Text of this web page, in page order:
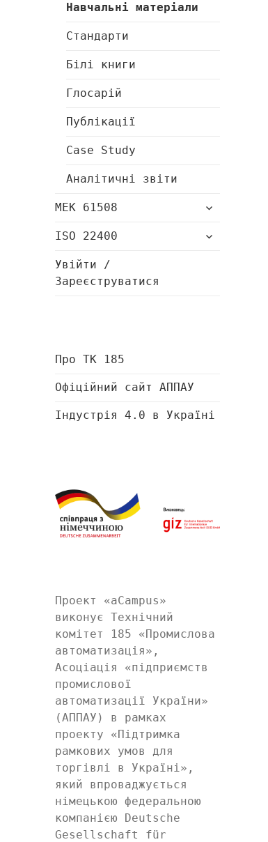
Навчальні матеріали
Стандарти
Білі книги
Глосарій
Публікації
Case Study
Аналітичні звіти
МЕК 61508
розгорнути
ISO 22400
розгорнути
Увійти /
Зареєструватися
Про ТК 185
Офіційний сайт АППАУ
Індустрія 4.0 в Україні
Проект «aCampus»
виконує Технічний
комітет 185 «Промислова
автоматизація»,
Асоціація «підприємств
промислової
автоматизації України»
(АППАУ) в рамках
проекту «Підтримка
рамкових умов для
торгівлі в Україні»,
який впроваджується
німецькою федеральною
компанією Deutsche
Gesellschaft für